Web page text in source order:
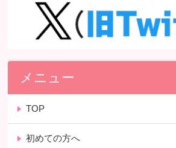
メニュー
TOP
初めての方へ